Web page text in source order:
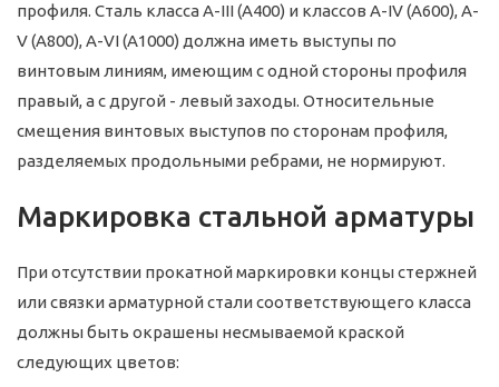
профиля. Сталь класса A-III (A400) и классов A-IV (А600), A-
V (A800), А-VI (А1000) должна иметь выступы по
винтовым линиям, имеющим с одной стороны профиля
правый, а с другой - левый заходы. Относительные
смещения винтовых выступов по сторонам профиля,
разделяемых продольными ребрами, не нормируют.
Маркировка стальной арматуры
При отсутствии прокатной маркировки концы стержней
или связки арматурной стали соответствующего класса
должны быть окрашены несмываемой краской
следующих цветов: